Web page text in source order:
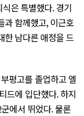
은 특별했다. 경기
과 함께했고, 이근호
한 남다른 애정을 드
평고를 졸업하고 엘
드에 입단했다. 하지
에서 뛰었다. 물론